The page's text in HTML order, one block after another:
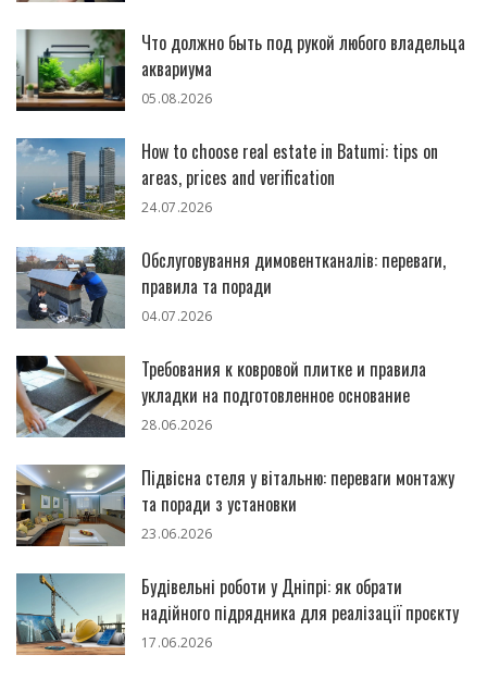
Что должно быть под рукой любого владельца
аквариума
05.08.2026
How to choose real estate in Batumi: tips on
areas, prices and verification
24.07.2026
Обслуговування димовентканалів: переваги,
правила та поради
04.07.2026
Требования к ковровой плитке и правила
укладки на подготовленное основание
28.06.2026
Підвісна стеля у вітальню: переваги монтажу
та поради з установки
23.06.2026
Будівельні роботи у Дніпрі: як обрати
надійного підрядника для реалізації проєкту
17.06.2026